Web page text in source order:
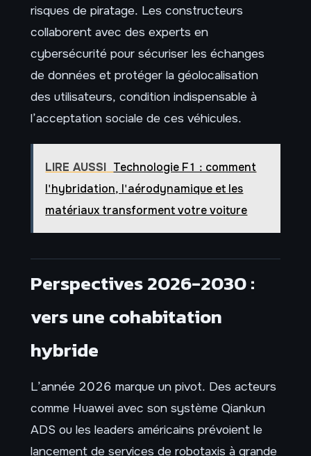
risques de piratage. Les constructeurs
collaborent avec des experts en
cybersécurité pour sécuriser les échanges
de données et protéger la géolocalisation
des utilisateurs, condition indispensable à
l’acceptation sociale de ces véhicules.
LIRE AUSSI Technologie F1 : comment
l'hybridation, l'aérodynamique et les
matériaux transforment votre voiture
Perspectives 2026-2030 :
vers une cohabitation
hybride
L’année 2026 marque un pivot. Des acteurs
comme Huawei avec son système Qiankun
ADS ou les leaders américains prévoient le
lancement de services de robotaxis à grande